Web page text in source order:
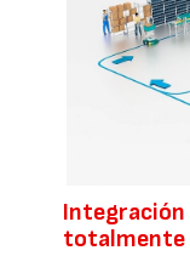
Integración
totalmente